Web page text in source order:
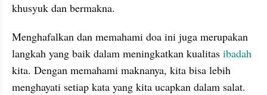
khusyuk dan bermakna.
Menghafalkan dan memahami doa ini juga merupakan
langkah yang baik dalam meningkatkan kualitas
kita. Dengan memahami maknanya, kita bisa lebih
menghayati setiap kata yang kita ucapkan dalam salat.